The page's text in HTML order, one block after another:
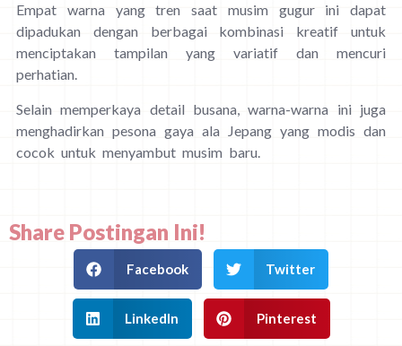
Empat warna yang tren saat musim gugur ini dapat
dipadukan dengan berbagai kombinasi kreatif untuk
menciptakan tampilan yang variatif dan mencuri
perhatian.
Selain memperkaya detail busana, warna-warna ini juga
menghadirkan pesona gaya ala Jepang yang modis dan
cocok untuk menyambut musim baru.
Share Postingan Ini!
Facebook Twitter
LinkedIn Pinterest